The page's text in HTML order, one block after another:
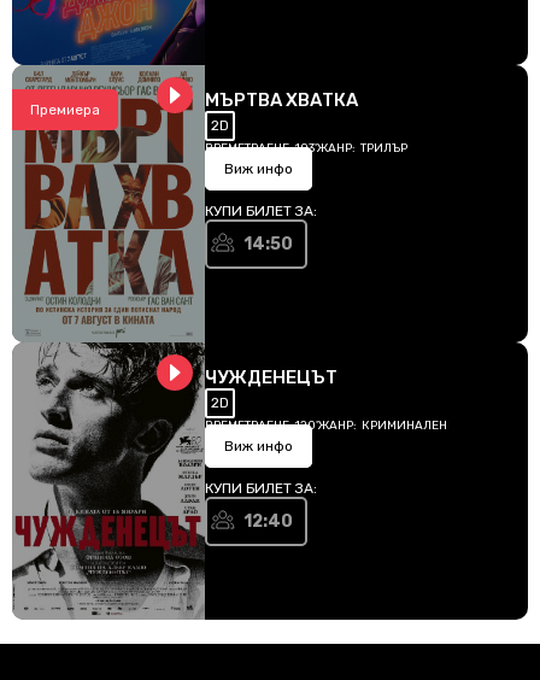
Премиера МЪРТВА ХВАТКА
2D
ВРЕМЕТРАЕНЕ:103'ЖАНР: ТРИЛЪР
Виж инфо
КУПИ БИЛЕТ ЗА:
14:50
ЧУЖДЕНЕЦЪТ
2D
ВРЕМЕТРАЕНЕ:120'ЖАНР: КРИМИНАЛЕН
Виж инфо
КУПИ БИЛЕТ ЗА:
12:40